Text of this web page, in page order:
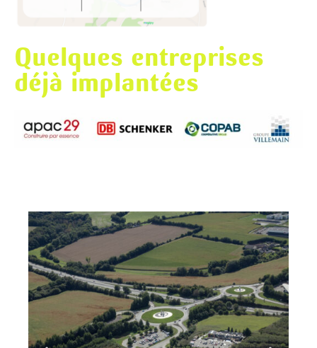
Quelques entreprises
déjà implantées